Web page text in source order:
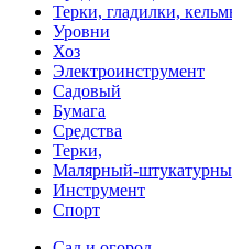
Терки, гладилки,
Уровни
Хоз
Электроинструмент
Садовый
Бумага
Средства
Терки,
Малярный-
Инструмент
Спорт